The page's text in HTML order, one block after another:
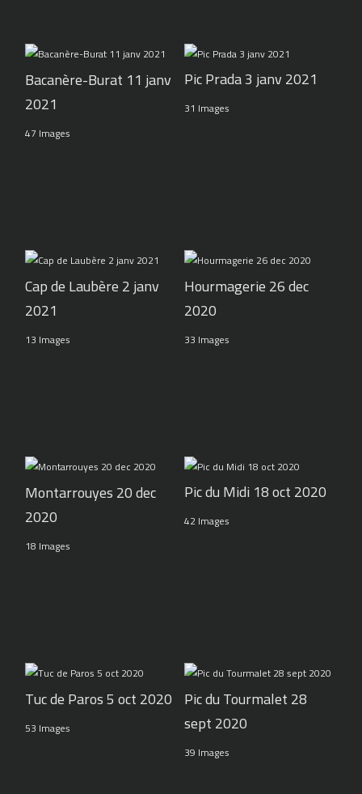
Bacanère-Burat 11 janv
2021
47 Images
Pic Prada 3 janv 2021
31 Images
Cap de Laubère 2 janv
2021
13 Images
Hourmagerie 26 dec
2020
33 Images
Montarrouyes 20 dec
2020
18 Images
Pic du Midi 18 oct 2020
42 Images
Tuc de Paros 5 oct 2020
53 Images
Pic du Tourmalet 28
sept 2020
39 Images